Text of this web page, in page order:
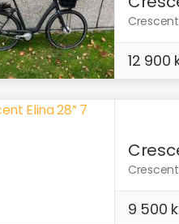
12 900
Crescent
9 500